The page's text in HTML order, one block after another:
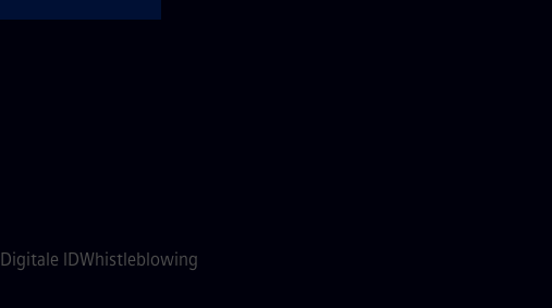
Digitale IDWhistleblowing